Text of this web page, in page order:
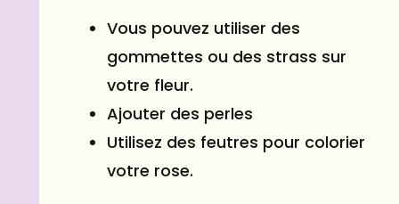
Vous pouvez utiliser des
gommettes ou des strass sur
votre fleur.
Ajouter des perles
Utilisez des feutres pour colorier
votre rose.